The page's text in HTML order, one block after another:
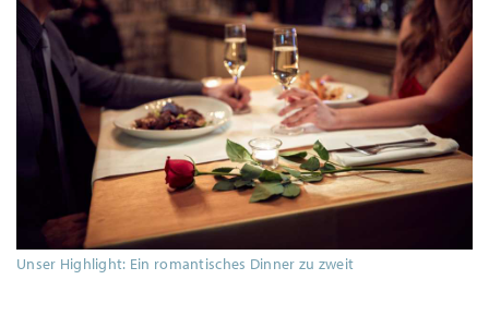
Unser Highlight: Ein romantisches Dinner zu zweit